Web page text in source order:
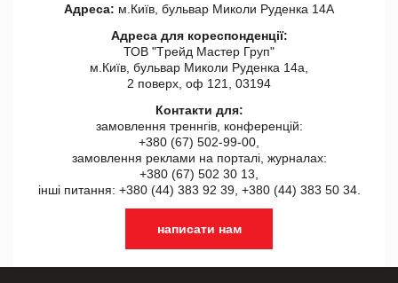
Адреса: м.Київ, бульвар Миколи Руденка 14А
Адреса для кореспонденції:
ТОВ "Tрейд Мастер Груп"
м.Київ, бульвар Миколи Руденка 14а,
2 поверх, оф 121, 03194
Контакти для:
замовлення треннгів, конференцій:
+380 (67) 502-99-00,
замовлення реклами на порталі, журналах:
+380 (67) 502 30 13,
інші питання: +380 (44) 383 92 39, +380 (44) 383 50 34.
написати нам